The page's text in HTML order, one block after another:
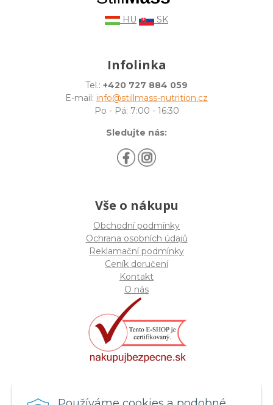
HU SK
Infolinka
Tel.: +420 727 884 059
E-mail: info@stillmass-nutrition.cz
Po - Pá: 7:00 - 16:30
Sledujte nás:
Vše o nákupu
Obchodní podmínky
Ochrana osobních údajů
Reklamační podmínky
Ceník doručení
Kontakt
O nás